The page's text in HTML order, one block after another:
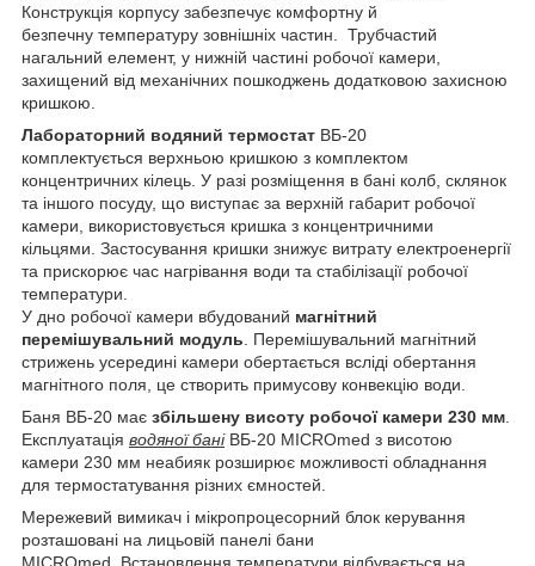
Конструкція корпусу забезпечує комфортну й
безпечну температуру зовнішніх частин. Трубчастий
нагальний елемент, у нижній частині робочої камери,
захищений від механічних пошкоджень додатковою захисною
кришкою.
Лабораторний водяний термостат ВБ-20
комплектується верхньою кришкою з комплектом
концентричних кілець. У разі розміщення в бані колб, склянок
та іншого посуду, що виступає за верхній габарит робочої
камери, використовується кришка з концентричними
кільцями. Застосування кришки знижує витрату електроенергії
та прискорює час нагрівання води та стабілізації робочої
температури.
У дно робочої камери вбудований магнітний
перемішувальний модуль . Перемішувальний магнітний
стрижень усередині камери обертається всліді обертання
магнітного поля, це створить примусову конвекцію води.
Баня ВБ-20 має збільшену висоту робочої камери 230 мм
Експлуатація водяної бані ВБ-20 MICROmed з висотою
камери 230 мм неабияк розширює можливості обладнання
для термостатування різних ємностей.
Мережевий вимикач і мікропроцесорний блок керування
розташовані на лицьовій панелі бани
MICROmed. Встановлення температури відбувається на